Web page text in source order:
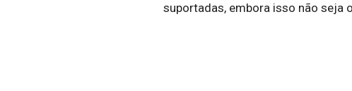
suportadas, embora isso não seja